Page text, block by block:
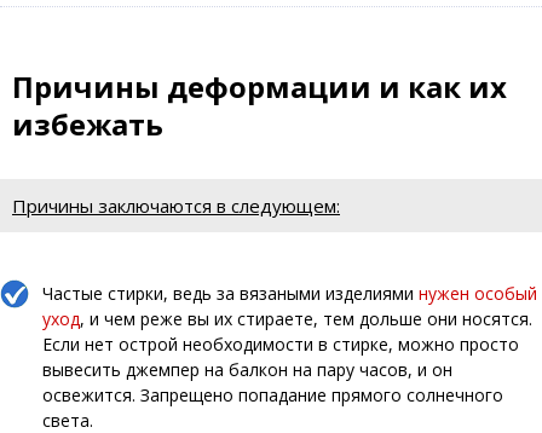
Причины деформации и как их
избежать
Причины заключаются в следующем:
Частые стирки, ведь за вязаными изделиями нужен особый
уход, и чем реже вы их стираете, тем дольше они носятся.
Если нет острой необходимости в стирке, можно просто
вывесить джемпер на балкон на пару часов, и он
освежится. Запрещено попадание прямого солнечного
света.